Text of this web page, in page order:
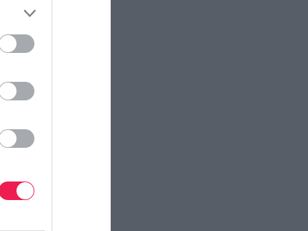
να έχουν